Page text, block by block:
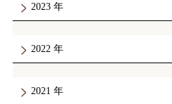
2023
2022
2021